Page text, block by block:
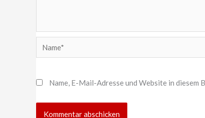
Name*
Name, E-Mail-Adresse und Website in diesem